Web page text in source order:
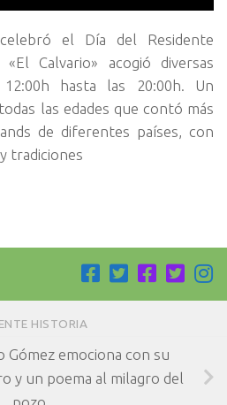
el Día del Residente
Calvario» acogió diversas
12:00h hasta las 20:00h. Un
las edades que contó más
de diferentes países, con
tradiciones
HISTORIA
emociona con su
y un poema al milagro del
pozo